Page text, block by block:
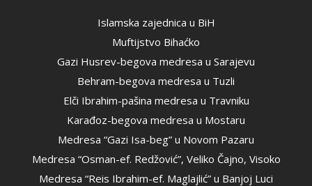
Islamska zajednica u BiH
Muftijstvo Bihaćko
Gazi Husrev-begova medresa u Sarajevu
Behram-begova medresa u Tuzli
Elči Ibrahim-pašina medresa u Travniku
Karađoz-begova medresa u Mostaru
Medresa “Gazi Isa-beg” u Novom Pazaru
Medresa “Osman-ef. Redžović”, Veliko Čajno, Visoko
Medresa “Reis Ibrahim-ef. Maglajlić” u Banjoj Luci